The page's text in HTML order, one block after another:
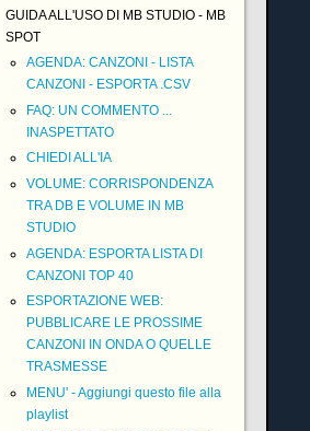
GUIDA ALL'USO DI MB STUDIO - MB
SPOT
AGENDA: CANZONI - LISTA
CANZONI - ESPORTA .CSV
FAQ: UN COMMENTO ...
INASPETTATO
CHIEDI ALL'IA
VOLUME: CORRISPONDENZA
TRA DB E VOLUME IN MB
STUDIO
AGENDA: ESPORTA LISTA DI
CANZONI TOP 40
ESPORTAZIONE WEB:
PUBBLICARE LE PROSSIME
CANZONI IN ONDA O QUELLE
TRASMESSE
MENU' - Aggiungi questo file alla
playlist